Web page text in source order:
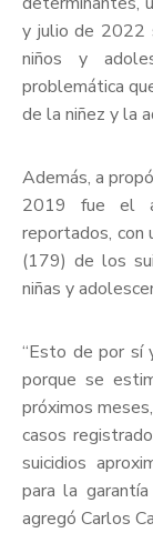
y julio de 2022
niños y
problemática
de la niñez y la
Además, a
2019 fue el
reportados, con
(179) de los
niñas y
“Esto de por sí
porque se
próximos
casos
suicidios
para la
agregó Carlos